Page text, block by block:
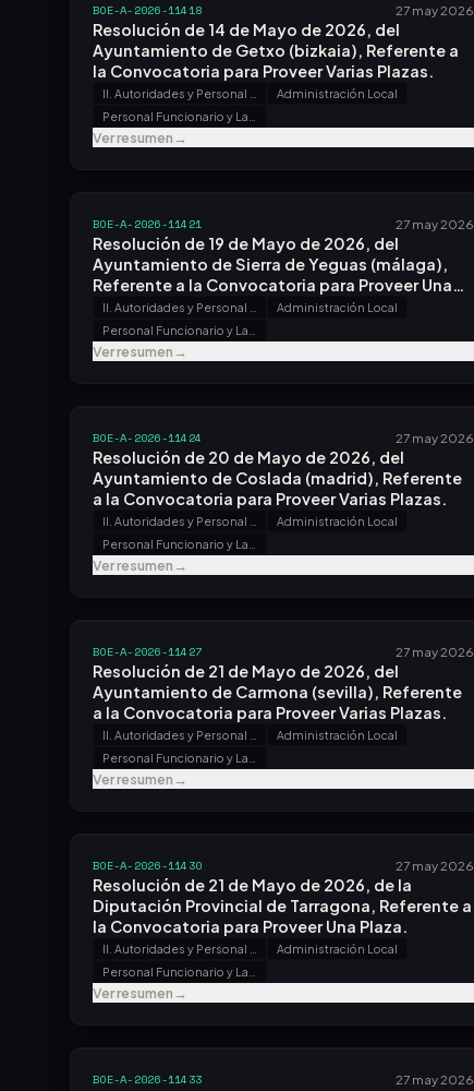
BOE-A-2026-11418 27 may 2026
Resolución de 14 de Mayo de 2026, del
Ayuntamiento de Getxo (bizkaia), Referente a
la Convocatoria para Proveer Varias Plazas.
Administración Local
Ver resumen→
BOE-A-2026-11421 27 may 2026
Resolución de 19 de Mayo de 2026, del
Ayuntamiento de Sierra de Yeguas (málaga),
Referente a la Convocatoria para Proveer Una
Plaza.
Administración Local
Ver resumen→
BOE-A-2026-11424 27 may 2026
Resolución de 20 de Mayo de 2026, del
Ayuntamiento de Coslada (madrid), Referente
a la Convocatoria para Proveer Varias Plazas.
Administración Local
Ver resumen→
BOE-A-2026-11427 27 may 2026
Resolución de 21 de Mayo de 2026, del
Ayuntamiento de Carmona (sevilla), Referente
a la Convocatoria para Proveer Varias Plazas.
Administración Local
Ver resumen→
BOE-A-2026-11430 27 may 2026
Resolución de 21 de Mayo de 2026, de la
Diputación Provincial de Tarragona, Referente a
la Convocatoria para Proveer Una Plaza.
Administración Local
Ver resumen→
BOE-A-2026-11433 27 may 2026